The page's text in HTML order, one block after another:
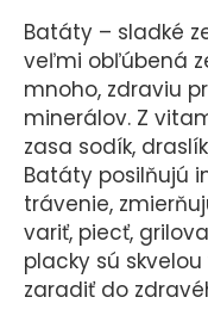
Batáty – sladké
veľmi obľúbená
mnoho, zdraviu
minerálov. Z
zasa sodík,
Batáty posilňujú
trávenie,
variť, piecť,
placky sú
zaradiť do